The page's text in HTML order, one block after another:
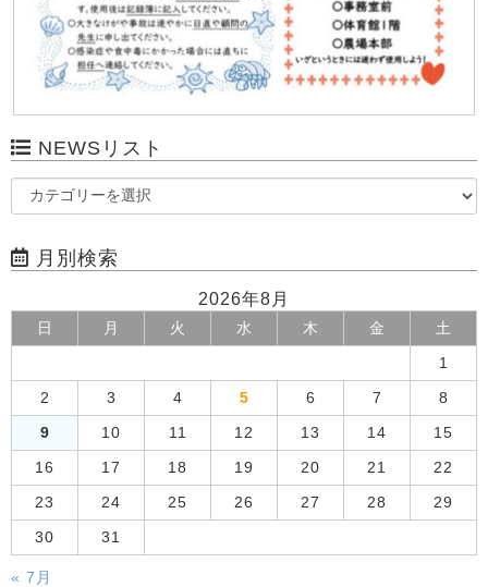
NEWSリスト
月別検索
2026年8月
日 月 火 水 木 金 土
1
2 3 4 5 6 7 8
9 10 11 12 13 14 15
16 17 18 19 20 21 22
23 24 25 26 27 28 29
30 31
« 7月